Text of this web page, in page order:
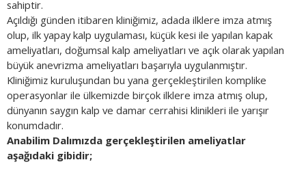
sahiptir.
Açıldığı günden itibaren kliniğimiz, adada ilklere imza atmış
olup, ilk yapay kalp uygulaması, küçük kesi ile yapılan kapak
ameliyatları, doğumsal kalp ameliyatları ve açık olarak yapılan
büyük anevrizma ameliyatları başarıyla uygulanmıştır.
Kliniğimiz kuruluşundan bu yana gerçekleştirilen komplike
operasyonlar ile ülkemizde birçok ilklere imza atmış olup,
dünyanın saygın kalp ve damar cerrahisi klinikleri ile yarışır
konumdadır.
Anabilim Dalımızda gerçekleştirilen ameliyatlar
aşağıdaki gibidir;